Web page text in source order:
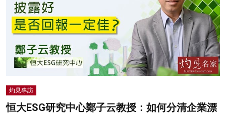
灼見專訪
恒大ESG研究中心鄭子云教授：如何分清企業漂